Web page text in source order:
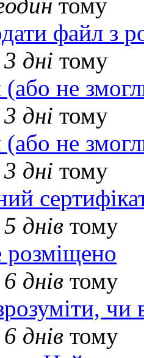
файл з
дні тому
не
дні тому
не
дні тому
днів тому
розміщено
днів тому
чи
днів тому